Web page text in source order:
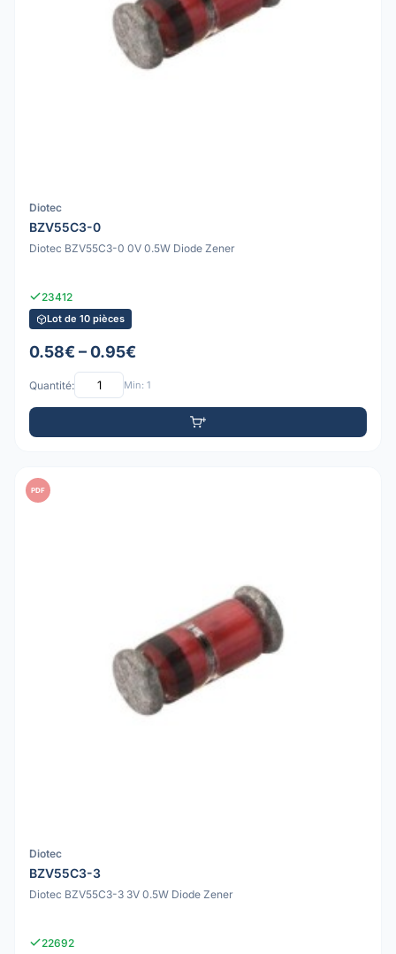
Diotec
BZV55C3-0
Diotec BZV55C3-0 0V 0.5W Diode Zener
23412
Lot de 10 pièces
0.58€ – 0.95€
Quantité: Min: 1
PDF
Diotec
BZV55C3-3
Diotec BZV55C3-3 3V 0.5W Diode Zener
22692